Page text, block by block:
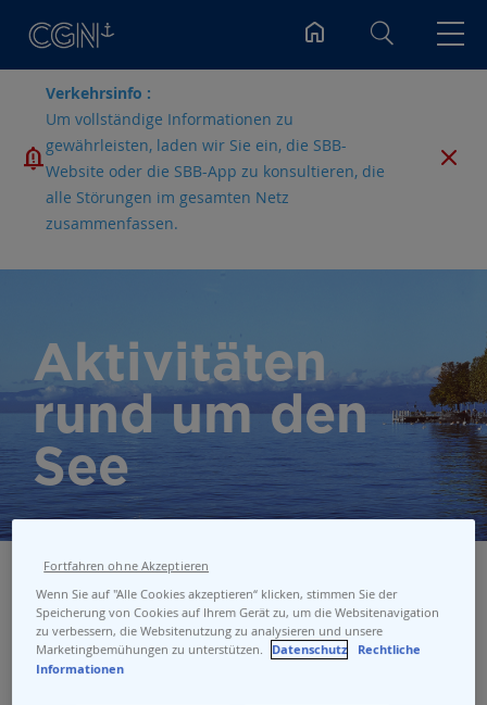
Verkehrsinfo :
Um vollständige Informationen zu
gewährleisten, laden wir Sie ein, die SBB-
Website oder die SBB-App zu konsultieren, die
alle Störungen im gesamten Netz
zusammenfassen.
Aktivitäten
rund um den
See
Genf Strand
Genf-Strand (Genève-Plage) bietet mehr
Wenn Sie auf "Alle Cookies akzeptieren“ klicken, stimmen Sie der
Speicherung von Cookies auf Ihrem Gerät zu, um die Websitenavigation
zu verbessern, die Websitenutzung zu analysieren und unsere
Marketingbemühungen zu unterstützen.
Datenschutz
Rechtliche
Informationen
Fortfahren ohne Akzeptieren